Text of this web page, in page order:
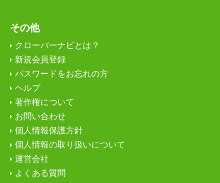
その他
クローバーナビとは？
新規会員登録
パスワードをお忘れの方
ヘルプ
著作権について
お問い合わせ
個人情報保護方針
個人情報の取り扱いについて
運営会社
よくある質問